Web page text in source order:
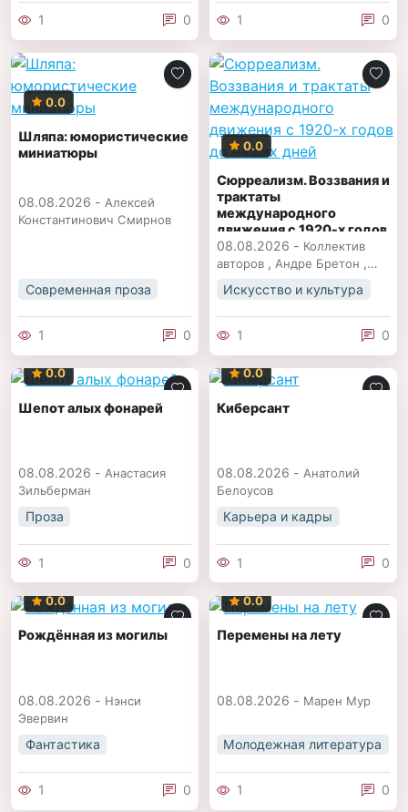
1 0 1 0
0.0
Шляпа: юмористические
миниатюры
08.08.2026 - Алексей
Константинович Смирнов
Современная проза
1 0
0.0
Сюрреализм. Воззвания и
трактаты
международного
движения с 1920-х годов
до наших дней
08.08.2026 - Коллектив
авторов , Андре Бретон ,
Лука , Ги Жирар
Искусство и культура
1 0
0.0
Шепот алых фонарей
08.08.2026 - Анастасия
Зильберман
Проза
1 0
0.0
Киберсант
08.08.2026 - Анатолий
Белоусов
Карьера и кадры
1 0
0.0
Рождённая из могилы
08.08.2026 - Нэнси
Эвервин
Фантастика
1 0
0.0
Пеpемены на летy
08.08.2026 - Марен Мyp
Молодежная литература
1 0